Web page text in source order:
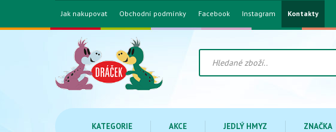
Jak nakupovat Obchodní podmínky Facebook Instagram Kontakty
KATEGORIE AKCE JEDLÝ HMYZ ZNAČKA